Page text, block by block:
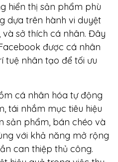
hiển thị sản phẩm phù
dựa trên hành vi duyệt
sở thích cá nhân. Đây
được cá nhân
tuệ nhân tạo để tối ưu
cá nhân hóa tự động
tái nhắm mục tiêu hiệu
sản phẩm, bán chéo và
với khả năng mở rộng
can thiệp thủ công.